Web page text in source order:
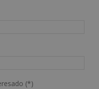
(*)